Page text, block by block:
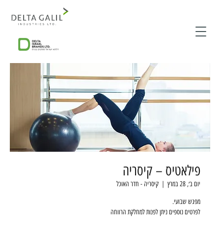
פילאטיס – קיסריה
יום ב׳, 28 במרץ
  |
קיסריה - חדר האוכל
לפרטים נוספים ניתן לפנות למחלקת הרווחה